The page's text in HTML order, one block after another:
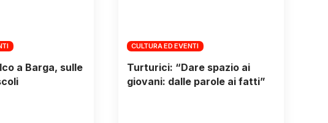
a Barga, sulle
CULTURA ED EVENTI
Turturici: “Dare spazio ai
giovani: dalle parole ai fatti”